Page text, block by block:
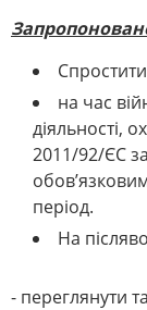
на час
діяльності,
2011/92/ЄС
період.
На
- переглянути